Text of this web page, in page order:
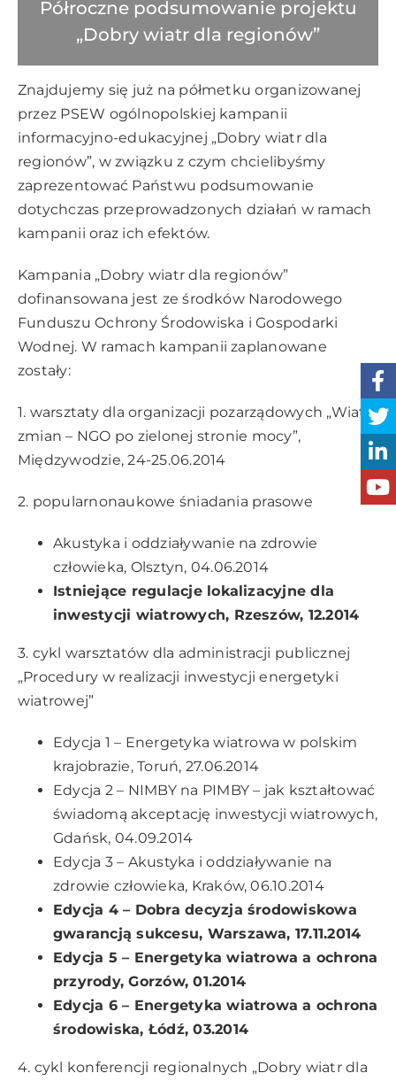
Półroczne podsumowanie projektu
„Dobry wiatr dla regionów”
Znajdujemy się już na półmetku organizowanej
przez PSEW ogólnopolskiej kampanii
informacyjno-edukacyjnej „Dobry wiatr dla
regionów”, w związku z czym chcielibyśmy
zaprezentować Państwu podsumowanie
dotychczas przeprowadzonych działań w ramach
kampanii oraz ich efektów.
Kampania „Dobry wiatr dla regionów”
dofinansowana jest ze środków Narodowego
Funduszu Ochrony Środowiska i Gospodarki
Wodnej. W ramach kampanii zaplanowane
zostały:
1. warsztaty dla organizacji pozarządowych „Wiatr
zmian – NGO po zielonej stronie mocy”,
Międzywodzie, 24-25.06.2014
2. popularnonaukowe śniadania prasowe
Akustyka i oddziaływanie na zdrowie
człowieka, Olsztyn, 04.06.2014
Istniejące regulacje lokalizacyjne dla
inwestycji wiatrowych, Rzeszów, 12.2014
3. cykl warsztatów dla administracji publicznej
„Procedury w realizacji inwestycji energetyki
wiatrowej”
Edycja 1 – Energetyka wiatrowa w polskim
krajobrazie, Toruń, 27.06.2014
Edycja 2 – NIMBY na PIMBY – jak kształtować
świadomą akceptację inwestycji wiatrowych,
Gdańsk, 04.09.2014
Edycja 3 – Akustyka i oddziaływanie na
zdrowie człowieka, Kraków, 06.10.2014
Edycja 4 – Dobra decyzja środowiskowa
gwarancją sukcesu, Warszawa, 17.11.2014
Edycja 5 – Energetyka wiatrowa a ochrona
przyrody, Gorzów, 01.2014
Edycja 6 – Energetyka wiatrowa a ochrona
środowiska, Łódź, 03.2014
4. cykl konferencji regionalnych „Dobry wiatr dla